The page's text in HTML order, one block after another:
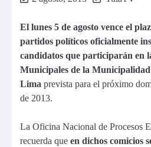
El lunes 5 de agosto vence el
partidos políticos oficialmente
candidatos que participarán en
Municipales de la
Lima prevista para el próximo
de 2013.
La Oficina Nacional de Procesos
recuerda que en dichos comicios